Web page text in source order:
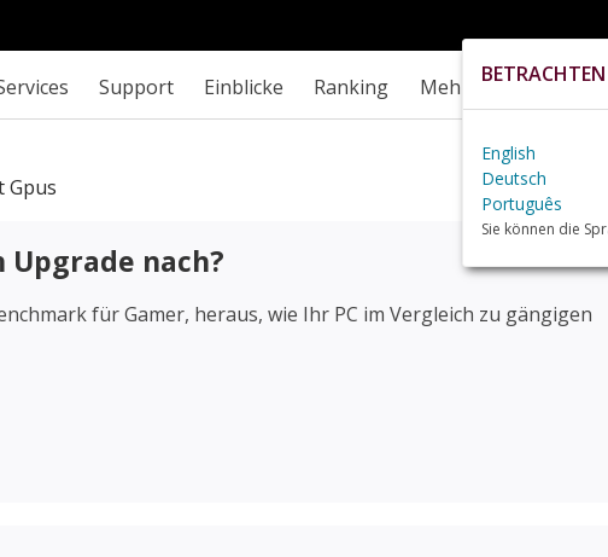
Support Einblicke Ranking Mehr
Gpus
Upgrade nach?
für Gamer, heraus, wie Ihr PC im Vergleich zu gängigen
English
Deutsch
Português
Sie können die